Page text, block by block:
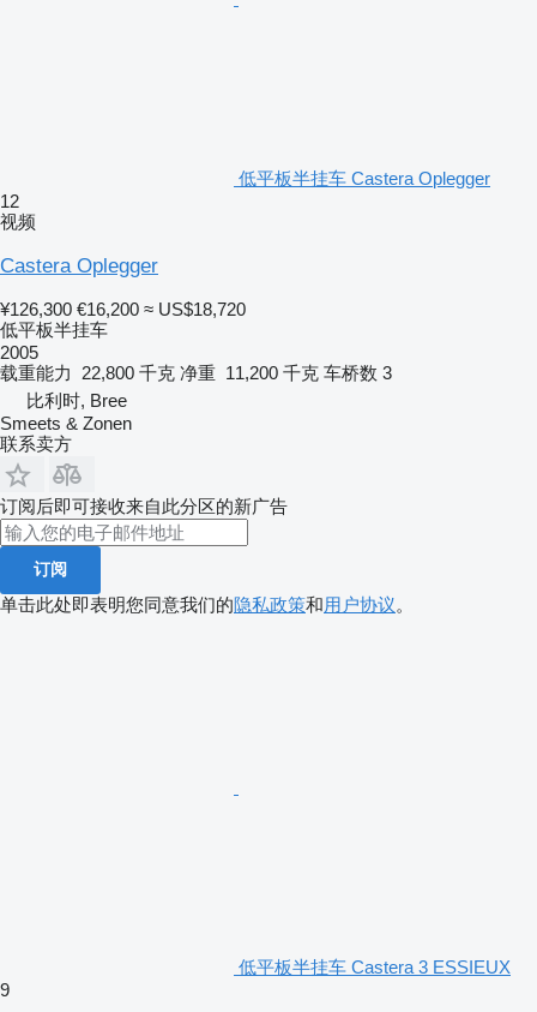
低平板半挂车 Castera Oplegger
12
视频
Castera Oplegger
¥126,300 €16,200 ≈ US$18,720
低平板半挂车
2005
载重能力
22,800 千克 净重 11,200 千克 车桥数 3
比利时, Bree
Smeets & Zonen
联系卖方
订阅后即可接收来自此分区的新广告
订阅
单击此处即表明您同意我们的隐私政策和用户协议。
低平板半挂车 Castera 3 ESSIEUX
9